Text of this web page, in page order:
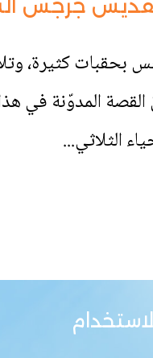
جرجس الشهيد
كثيرة،
القصة المدوّنة في
الثلاثي...